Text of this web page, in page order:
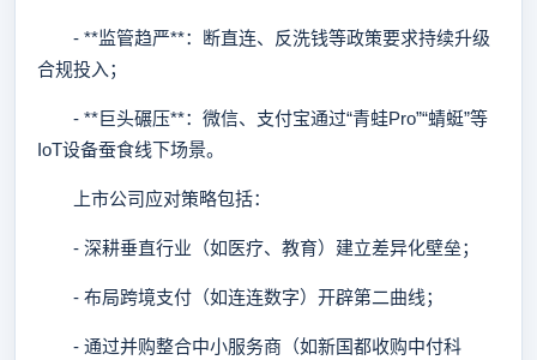
- **监管趋严**：断直连、反洗钱等政策要求持续升级
合规投入；
- **巨头碾压**：微信、支付宝通过“青蛙Pro”“蜻蜓”等
IoT设备蚕食线下场景。
上市公司应对策略包括：
- 深耕垂直行业（如医疗、教育）建立差异化壁垒；
- 布局跨境支付（如连连数字）开辟第二曲线；
- 通过并购整合中小服务商（如新国都收购中付科